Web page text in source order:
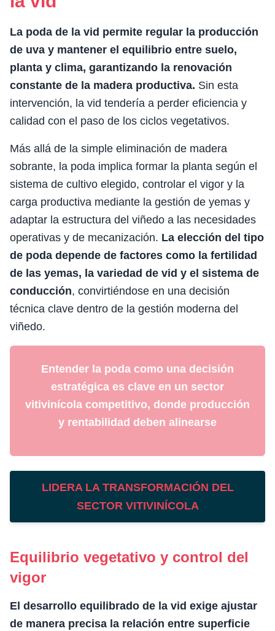
La poda de la vid permite regular la producción
de uva y mantener el equilibrio entre suelo,
planta y clima, garantizando la renovación
constante de la madera productiva. Sin esta
intervención, la vid tendería a perder eficiencia y
calidad con el paso de los ciclos vegetativos.
Más allá de la simple eliminación de madera
sobrante, la poda implica formar la planta según el
sistema de cultivo elegido, controlar el vigor y la
carga productiva mediante la gestión de yemas y
adaptar la estructura del viñedo a las necesidades
operativas y de mecanización. La elección del tipo
de poda depende de factores como la fertilidad
de las yemas, la variedad de vid y el sistema de
conducción, convirtiéndose en una decisión
técnica clave dentro de la gestión moderna del
viñedo.
Entender la poda como una decisión
estratégica es clave en un sector
vitivinícola competitivo, donde producción
y rentabilidad deben alinearse
LIDERA LA TRANSFORMACIÓN DEL
SECTOR VITIVINÍCOLA
Equilibrio vegetativo y control del
vigor
El desarrollo equilibrado de la vid exige ajustar
de manera precisa la relación entre superficie